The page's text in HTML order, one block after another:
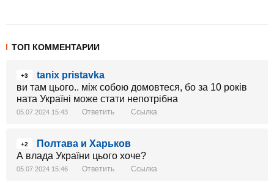
ТОП КОММЕНТАРИИ
+3
tanix pristavka
ви там цього.. між собою домовтеся, бо за 10 років
ната Україні може стати непотрібна
05.07.2024 15:43 Ответить Ссылка
+2
Полтава и Харьков
А влада України цього хоче?
05.07.2024 15:46 Ответить Ссылка